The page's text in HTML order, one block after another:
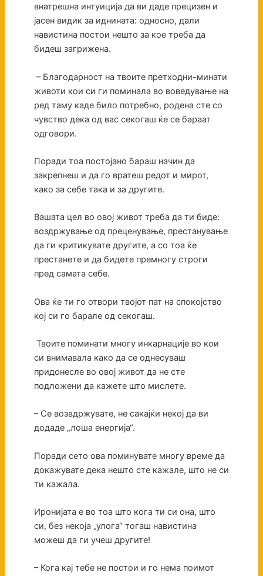
внатрешна интуиција да ви даде прецизен и
јасен видик за иднината: односно, дали
навистина постои нешто за кое треба да
бидеш загрижена.
– Благодарност на твоите претходни-минати
животи кои си ги поминала во воведување на
ред таму каде било потребно, родена сте со
чувство дека од вас секогаш ќе се бараат
одговори.
Поради тоа постојано бараш начин да
закрепнеш и да го вратеш редот и мирот,
како за себе така и за другите.
Вашата цел во овој живот треба да ти биде:
воздржување од преценување, престанување
да ги критикувате другите, а со тоа ќе
престанете и да бидете премногу строги
пред самата себе.
Ова ќе ти го отвори твојот пат на спокојство
кој си го барале од секогаш.
Твоите поминати многу инкарнације во кои
си внимавала како да се однесуваш
придонесле во овој живот да не сте
подложени да кажете што мислете.
– Се возвдржувате, не сакајќи некој да ви
додаде „лоша енергија“.
Поради сето ова поминувате многу време да
докажувате дека нешто сте кажале, што не си
ти кажала.
Иронијата е во тоа што кога ти си она, што
си, без некоја „улога“ тогаш навистина
можеш да ги учеш другите!
– Кога кај тебе не постои и го нема поимот